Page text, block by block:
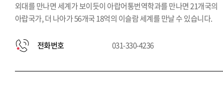
외대를 만나면 세계가 보이듯이 아랍어통번역학과를 만나면 21개국의
아랍국가, 더 나아가 56개국 18억의 이슬람 세계를 만날 수 있습니다.
전화번호 031-330-4236